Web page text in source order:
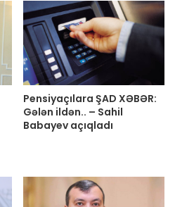
Pensiyaçılara ŞAD XƏBƏR:
Gələn ildən.. – Sahil
Babayev açıqladı